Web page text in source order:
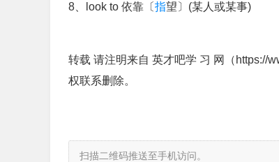
8、look to 依靠〔指望〕(某人或某事)
转载 请注明来自 英才吧学 习 网（https://
权联系删除。
扫描二维码推送至手机访问。